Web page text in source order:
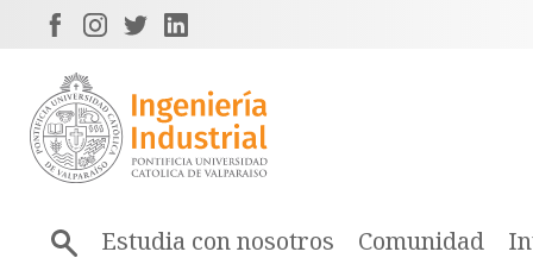
Estudia con nosotros Comunidad